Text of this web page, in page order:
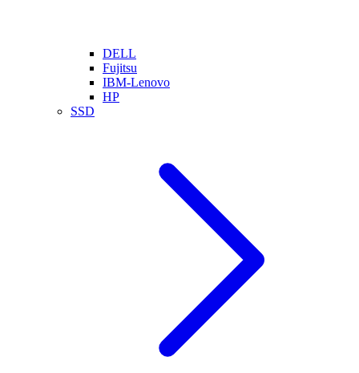
DELL
Fujitsu
IBM-Lenovo
HP
SSD